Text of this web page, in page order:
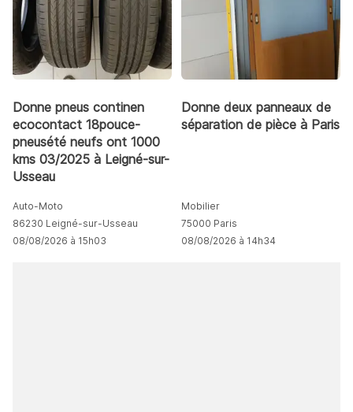
Donne pneus continen
ecocontact 18pouce-
pneusété neufs ont 1000
kms 03/2025 à Leigné-sur-
Usseau
Auto-Moto
86230 Leigné-sur-Usseau
08/08/2026 à 15h03
Donne deux panneaux de
séparation de pièce à Paris
Mobilier
75000 Paris
08/08/2026 à 14h34